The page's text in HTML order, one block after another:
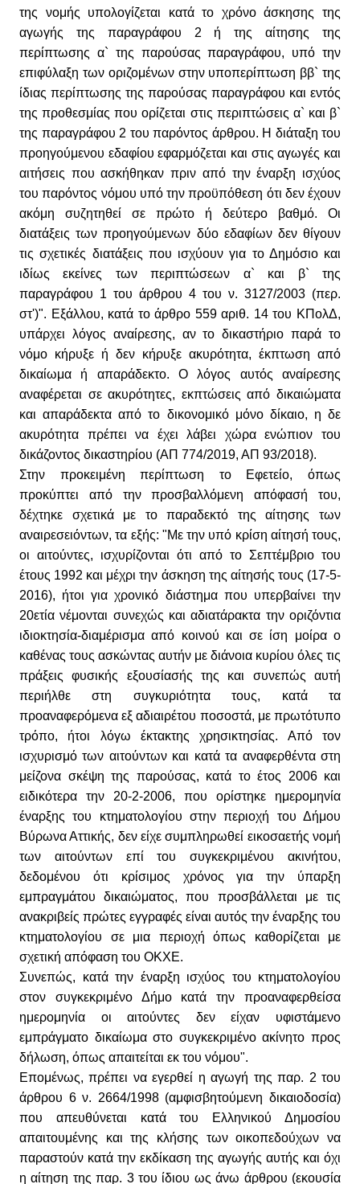
της νομής υπολογίζεται κατά το χρόνο άσκησης της
αγωγής της παραγράφου 2 ή της αίτησης της
περίπτωσης α` της παρούσας παραγράφου, υπό την
επιφύλαξη των οριζομένων στην υποπερίπτωση ββ` της
ίδιας περίπτωσης της παρούσας παραγράφου και εντός
της προθεσμίας που ορίζεται στις περιπτώσεις α` και β`
της παραγράφου 2 του παρόντος άρθρου. Η διάταξη του
προηγούμενου εδαφίου εφαρμόζεται και στις αγωγές και
αιτήσεις που ασκήθηκαν πριν από την έναρξη ισχύος
του παρόντος νόμου υπό την προϋπόθεση ότι δεν έχουν
ακόμη συζητηθεί σε πρώτο ή δεύτερο βαθμό. Οι
διατάξεις των προηγούμενων δύο εδαφίων δεν θίγουν
τις σχετικές διατάξεις που ισχύουν για το Δημόσιο και
ιδίως εκείνες των περιπτώσεων α` και β` της
παραγράφου 1 του άρθρου 4 του ν. 3127/2003 (περ.
στ')". Εξάλλου, κατά το άρθρο 559 αριθ. 14 του ΚΠολΔ,
υπάρχει λόγος αναίρεσης, αν το δικαστήριο παρά το
νόμο κήρυξε ή δεν κήρυξε ακυρότητα, έκπτωση από
δικαίωμα ή απαράδεκτο. Ο λόγος αυτός αναίρεσης
αναφέρεται σε ακυρότητες, εκπτώσεις από δικαιώματα
και απαράδεκτα από το δικονομικό μόνο δίκαιο, η δε
ακυρότητα πρέπει να έχει λάβει χώρα ενώπιον του
δικάζοντος δικαστηρίου (ΑΠ 774/2019, ΑΠ 93/2018).
Στην προκειμένη περίπτωση το Εφετείο, όπως
προκύπτει από την προσβαλλόμενη απόφασή του,
δέχτηκε σχετικά με το παραδεκτό της αίτησης των
αναιρεσειόντων, τα εξής: "Με την υπό κρίση αίτησή τους,
οι αιτούντες, ισχυρίζονται ότι από το Σεπτέμβριο του
έτους 1992 και μέχρι την άσκηση της αίτησής τους (17-5-
2016), ήτοι για χρονικό διάστημα που υπερβαίνει την
20ετία νέμονται συνεχώς και αδιατάρακτα την οριζόντια
ιδιοκτησία-διαμέρισμα από κοινού και σε ίση μοίρα ο
καθένας τους ασκώντας αυτήν με διάνοια κυρίου όλες τις
πράξεις φυσικής εξουσίασής της και συνεπώς αυτή
περιήλθε στη συγκυριότητα τους, κατά τα
προαναφερόμενα εξ αδιαιρέτου ποσοστά, με πρωτότυπο
τρόπο, ήτοι λόγω έκτακτης χρησικτησίας. Από τον
ισχυρισμό των αιτούντων και κατά τα αναφερθέντα στη
μείζονα σκέψη της παρούσας, κατά το έτος 2006 και
ειδικότερα την 20-2-2006, που ορίστηκε ημερομηνία
έναρξης του κτηματολογίου στην περιοχή του Δήμου
Βύρωνα Αττικής, δεν είχε συμπληρωθεί εικοσαετής νομή
των αιτούντων επί του συγκεκριμένου ακινήτου,
δεδομένου ότι κρίσιμος χρόνος για την ύπαρξη
εμπραγμάτου δικαιώματος, που προσβάλλεται με τις
ανακριβείς πρώτες εγγραφές είναι αυτός την έναρξης του
κτηματολογίου σε μια περιοχή όπως καθορίζεται με
σχετική απόφαση του ΟΚΧΕ.
Συνεπώς, κατά την έναρξη ισχύος του κτηματολογίου
στον συγκεκριμένο Δήμο κατά την προαναφερθείσα
ημερομηνία οι αιτούντες δεν είχαν υφιστάμενο
εμπράγματο δικαίωμα στο συγκεκριμένο ακίνητο προς
δήλωση, όπως απαιτείται εκ του νόμου".
Επομένως, πρέπει να εγερθεί η αγωγή της παρ. 2 του
άρθρου 6 ν. 2664/1998 (αμφισβητούμενη δικαιοδοσία)
που απευθύνεται κατά του Ελληνικού Δημοσίου
απαιτουμένης και της κλήσης των οικοπεδούχων να
παραστούν κατά την εκδίκαση της αγωγής αυτής και όχι
η αίτηση της παρ. 3 του ίδιου ως άνω άρθρου (εκουσία